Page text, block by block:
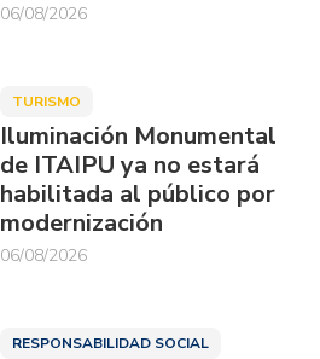
06/08/2026
TURISMO
Iluminación Monumental
de ITAIPU ya no estará
habilitada al público por
modernización
06/08/2026
RESPONSABILIDAD SOCIAL